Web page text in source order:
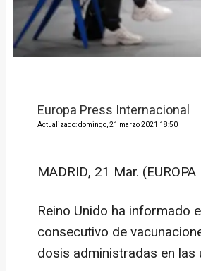
Europa Press Internacional
Actualizado: domingo, 21 marzo 2021 18:50
MADRID, 21 Mar. (EUROPA
Reino Unido ha informado
consecutivo de
dosis administradas en las